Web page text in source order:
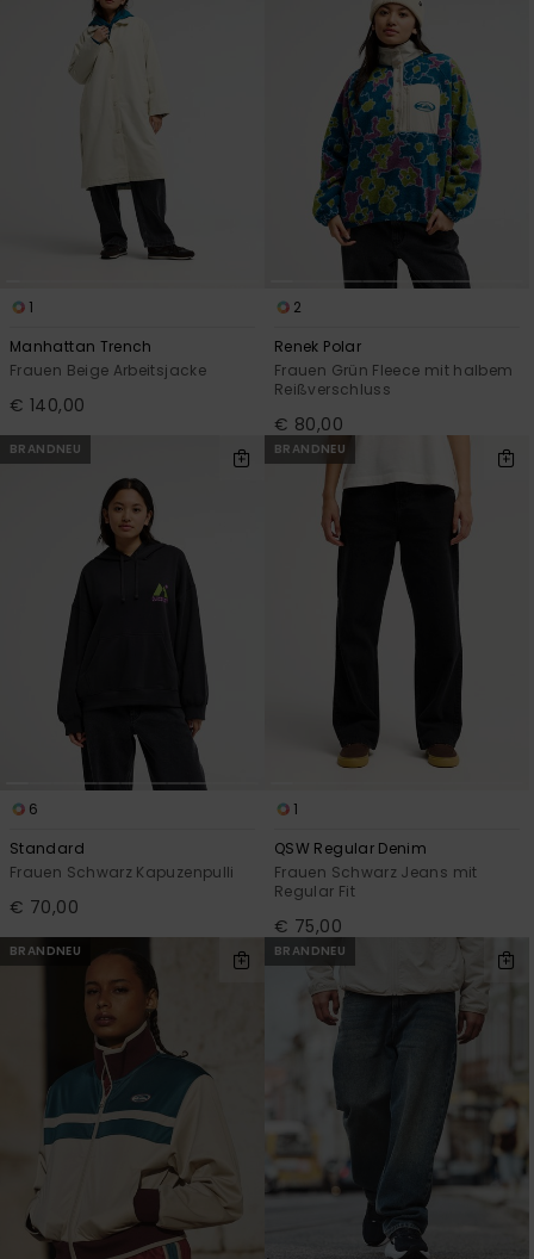
1
Manhattan Trench
Frauen Beige Arbeitsjacke
€ 140,00
2
Renek Polar
Frauen Grün Fleece mit halbem
Reißverschluss
€ 80,00
BRANDNEU
6
Standard
Frauen Schwarz Kapuzenpulli
€ 70,00
BRANDNEU
1
QSW Regular Denim
Frauen Schwarz Jeans mit
Regular Fit
€ 75,00
BRANDNEU BRANDNEU